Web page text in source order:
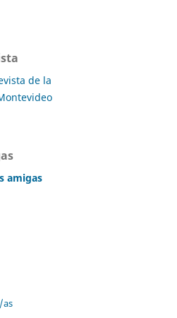
de la
amigas
as